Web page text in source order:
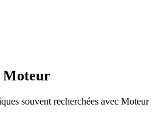
Moteur
souvent recherchées avec Moteur